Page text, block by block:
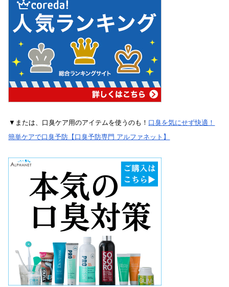
▼または、口臭ケア用のアイテムを使うのも！ 口臭を気にせず快適！
簡単ケアで口臭予防【口臭予防専門 アルファネット】